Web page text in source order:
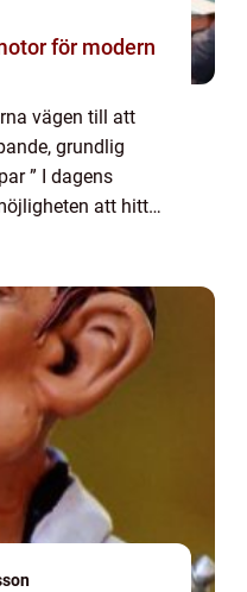
för modern
vägen till att
grundlig
” I dagens
att hitta